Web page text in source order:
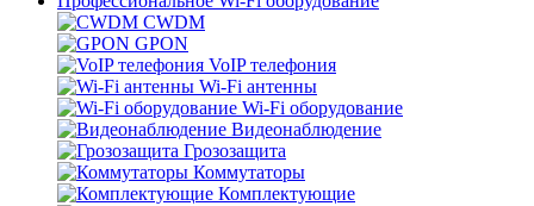
CWDM
GPON
VoIP телефония
Wi-Fi антенны
Wi-Fi оборудование
Видеонаблюдение
Грозозащита
Коммутаторы
Комплектующие